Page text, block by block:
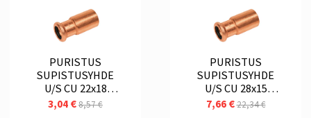
PURISTUS
SUPISTUSYHDE
U/S CU 22x18
SANHA
3,04 €8,57 €
PURISTUS
SUPISTUSYHDE
U/S CU 28x15
SANHA
7,66 €22,34 €